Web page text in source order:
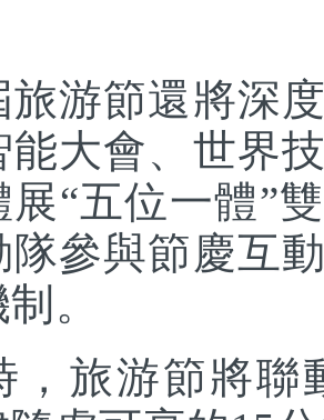
節還將深度
能大會、世界
展“五位一體”
隊參與節慶互
。
游節將聯